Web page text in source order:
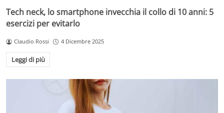
Tech neck, lo smartphone invecchia il collo di 10 anni: 5
esercizi per evitarlo
Claudio Rossi 4 Dicembre 2025
Leggi di più